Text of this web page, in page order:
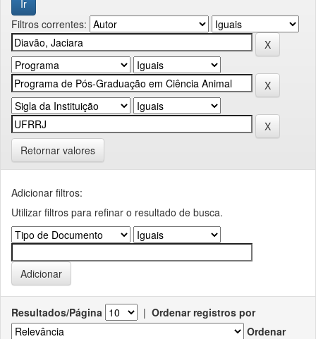
Filtros correntes:
Retornar valores
Adicionar filtros:
Utilizar filtros para refinar o resultado de busca.
Resultados/Página | Ordenar registros por
Ordenar